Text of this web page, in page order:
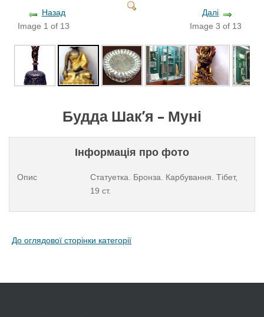
Назад
Image 1 of 13
Далі
Image 3 of 13
Будда Шак’я – Муні
Інформація про фото
Опис
Статуетка. Бронза. Карбування. Тібет,
19 ст.
До оглядової сторінки категорії